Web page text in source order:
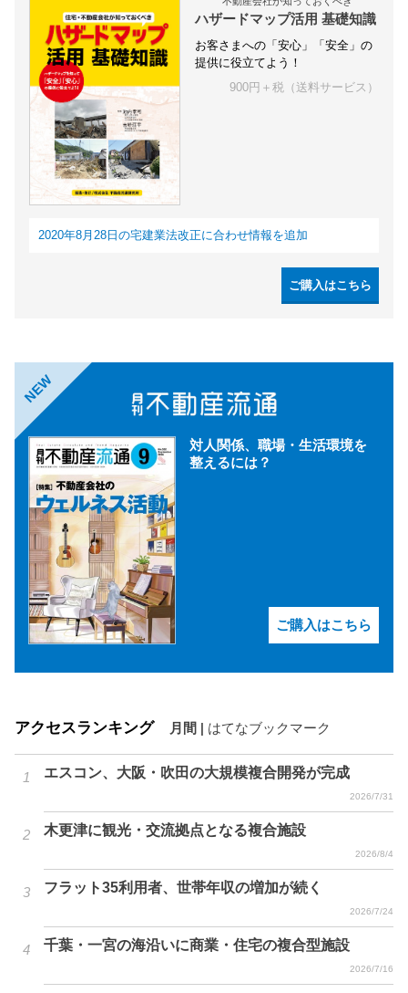
ハザードマップ活用 基礎知識
お客さまへの「安心」「安全」の
提供に役立てよう！
900円＋税（送料サービス）
2020年8月28日の宅建業法改正に合わせ情報を追加
ご購入はこちら
NEW
対人関係、職場・生活環境を
整えるには？
ご購入はこちら
アクセスランキング 月間 | はてなブックマーク
エスコン、大阪・吹田の大規模複合開発が完成
2026/7/31
木更津に観光・交流拠点となる複合施設
2026/8/4
フラット35利用者、世帯年収の増加が続く
2026/7/24
千葉・一宮の海沿いに商業・住宅の複合型施設
2026/7/16